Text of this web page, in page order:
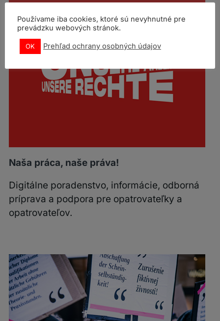
Naša práca, naše práva!
Digitálne poradenstvo, informácie, odborná
príprava a podpora pre opatrovateľky a
opatrovateľov.
Používame iba cookies, ktoré sú nevyhnutné pre
prevádzku webových stránok.
OK Prehľad ochrany osobných údajov